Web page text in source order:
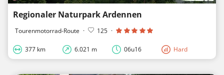
Regionaler Naturpark Ardennen
Tourenmotorrad-Route · 125 ·
377 km 6.021 m 06u16 Hard